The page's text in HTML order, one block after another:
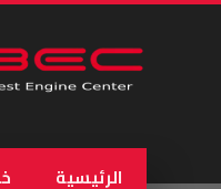
الرئيسية